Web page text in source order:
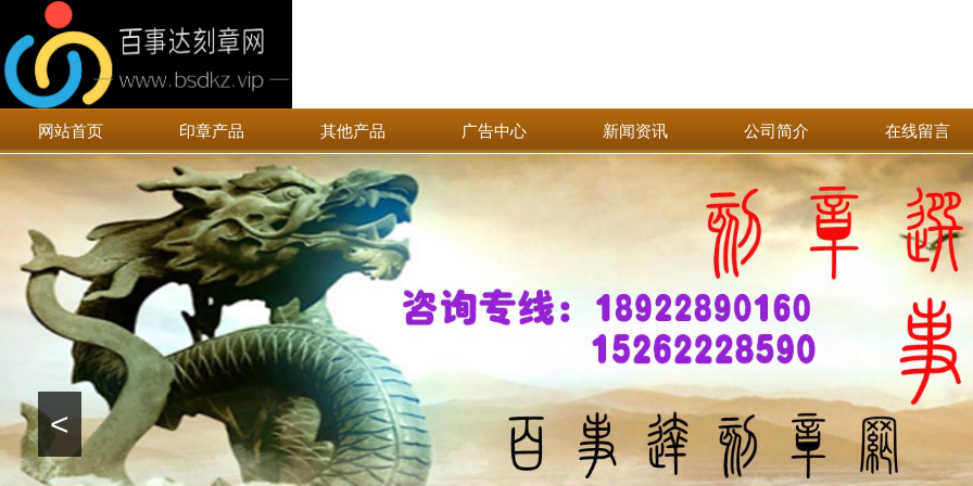
网站首页 印章产品 其他产品 广告中心 新闻资讯 公司简介 在线留言
<